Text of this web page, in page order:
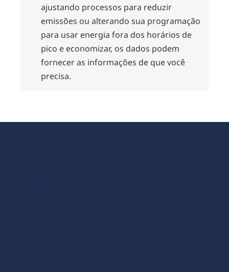
ajustando processos para reduzir
emissões ou alterando sua programação
para usar energia fora dos horários de
pico e economizar, os dados podem
fornecer as informações de que você
precisa.